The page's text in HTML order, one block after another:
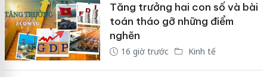
Tăng trưởng hai con số và bài
toán tháo gỡ những điểm
nghẽn
16 giờ trước Kinh tế